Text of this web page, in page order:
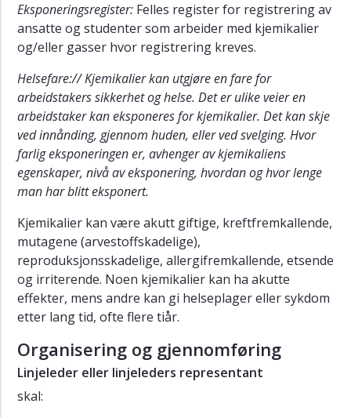
av
avfallsrom
Prosedyre
for
anskaffelse
av
gassdeteksjon
og
gassalarmsystemer
Retningslinje
for
håndtering
bruk
av
biologiske
faktorer
Retningslinje
for
avtrekksskap
Ergonomi
Eksponeringsregister: Felles register for registrering av
ansatte og studenter som arbeider med kjemikalier
og/eller gasser hvor registrering kreves.
Helsefare:// Kjemikalier kan utgjøre en fare for
arbeidstakers sikkerhet og helse. Det er ulike veier en
arbeidstaker kan eksponeres for kjemikalier. Det kan skje
ved innånding, gjennom huden, eller ved svelging. Hvor
farlig eksponeringen er, avhenger av kjemikaliens
egenskaper, nivå av eksponering, hvordan og hvor lenge
man har blitt eksponert.
Kjemikalier kan være akutt giftige, kreftfremkallende,
mutagene (arvestoffskadelige),
reproduksjonsskadelige, allergifremkallende, etsende
og irriterende. Noen kjemikalier kan ha akutte
effekter, mens andre kan gi helseplager eller sykdom
etter lang tid, ofte flere tiår.
Organisering og gjennomføring
Linjeleder eller linjeleders representant
skal: